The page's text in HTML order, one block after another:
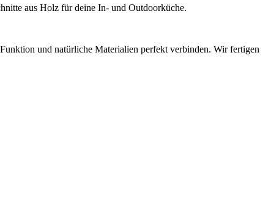
aus Holz für deine In- und Outdoorküche.
und natürliche Materialien perfekt verbinden. Wir fertigen